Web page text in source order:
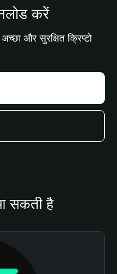
करें
और सुरक्षित क्रिप्टो
सकती है